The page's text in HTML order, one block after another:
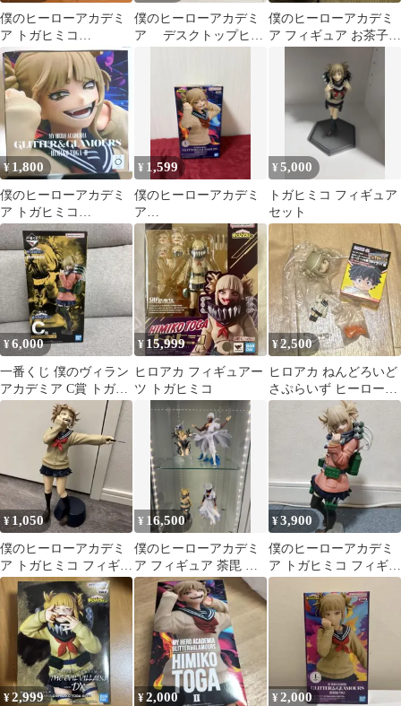
僕のヒーローアカデミ
ア トガヒミコ
GLITTER
GLAMOROUSフィギュ
ア
僕のヒーローアカデミ
ア デスクトップヒー
僕のヒーローアカデミ
ア フィギュア お茶子
トガヒミコ ２種類セ
¥ 1,800
僕のヒーローアカデミ
ア トガヒミコ
GLITTER&GLAMOUR
S
¥ 1,599
僕のヒーローアカデミ
ア
GLITTER&GLAMOUR
S トガヒミコⅡ
¥5,000
トガヒミコ フィギュア
セット
¥6,000
一番くじ 僕のヴィラン
アカデミア C賞 トガヒ
ミコ フィギュア
¥ 15,999
ヒロアカ フィギュアー
ツ トガヒミコ
¥2,500
ヒロアカ ねんどろいど
さぷらいず ヒーローVS
敵編 トガヒミコ パーツ
¥1,050
僕のヒーローアカデミ
ア トガヒミコ フィギュ
ア
¥ 16,500
僕のヒーローアカデミ
ア フィギュア 荼毘 ト
ガヒミコ 一番くじ 4
体セット
¥3,900
僕のヒーローアカデミ
ア トガヒミコ フィギュ
ア
¥2,999 ¥2,000 ¥2,000